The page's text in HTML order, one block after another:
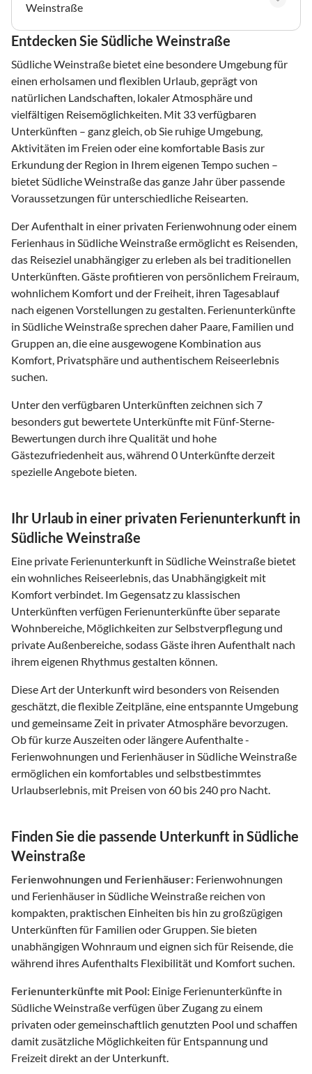
Weinstraße
Entdecken Sie Südliche Weinstraße
Südliche Weinstraße bietet eine besondere Umgebung für
einen erholsamen und flexiblen Urlaub, geprägt von
natürlichen Landschaften, lokaler Atmosphäre und
vielfältigen Reisemöglichkeiten. Mit 33 verfügbaren
Unterkünften – ganz gleich, ob Sie ruhige Umgebung,
Aktivitäten im Freien oder eine komfortable Basis zur
Erkundung der Region in Ihrem eigenen Tempo suchen –
bietet Südliche Weinstraße das ganze Jahr über passende
Voraussetzungen für unterschiedliche Reisearten.
Der Aufenthalt in einer privaten Ferienwohnung oder einem
Ferienhaus in Südliche Weinstraße ermöglicht es Reisenden,
das Reiseziel unabhängiger zu erleben als bei traditionellen
Unterkünften. Gäste profitieren von persönlichem Freiraum,
wohnlichem Komfort und der Freiheit, ihren Tagesablauf
nach eigenen Vorstellungen zu gestalten. Ferienunterkünfte
in Südliche Weinstraße sprechen daher Paare, Familien und
Gruppen an, die eine ausgewogene Kombination aus
Komfort, Privatsphäre und authentischem Reiseerlebnis
suchen.
Unter den verfügbaren Unterkünften zeichnen sich 7
besonders gut bewertete Unterkünfte mit Fünf-Sterne-
Bewertungen durch ihre Qualität und hohe
Gästezufriedenheit aus, während 0 Unterkünfte derzeit
spezielle Angebote bieten.
Ihr Urlaub in einer privaten Ferienunterkunft in
Südliche Weinstraße
Eine private Ferienunterkunft in Südliche Weinstraße bietet
ein wohnliches Reiseerlebnis, das Unabhängigkeit mit
Komfort verbindet. Im Gegensatz zu klassischen
Unterkünften verfügen Ferienunterkünfte über separate
Wohnbereiche, Möglichkeiten zur Selbstverpflegung und
private Außenbereiche, sodass Gäste ihren Aufenthalt nach
ihrem eigenen Rhythmus gestalten können.
Diese Art der Unterkunft wird besonders von Reisenden
geschätzt, die flexible Zeitpläne, eine entspannte Umgebung
und gemeinsame Zeit in privater Atmosphäre bevorzugen.
Ob für kurze Auszeiten oder längere Aufenthalte -
Ferienwohnungen und Ferienhäuser in Südliche Weinstraße
ermöglichen ein komfortables und selbstbestimmtes
Urlaubserlebnis, mit Preisen von 60 bis 240 pro Nacht.
Finden Sie die passende Unterkunft in Südliche
Weinstraße
Ferienwohnungen und Ferienhäuser: Ferienwohnungen
und Ferienhäuser in Südliche Weinstraße reichen von
kompakten, praktischen Einheiten bis hin zu großzügigen
Unterkünften für Familien oder Gruppen. Sie bieten
unabhängigen Wohnraum und eignen sich für Reisende, die
während ihres Aufenthalts Flexibilität und Komfort suchen.
Ferienunterkünfte mit Pool: Einige Ferienunterkünfte in
Südliche Weinstraße verfügen über Zugang zu einem
privaten oder gemeinschaftlich genutzten Pool und schaffen
damit zusätzliche Möglichkeiten für Entspannung und
Freizeit direkt an der Unterkunft.